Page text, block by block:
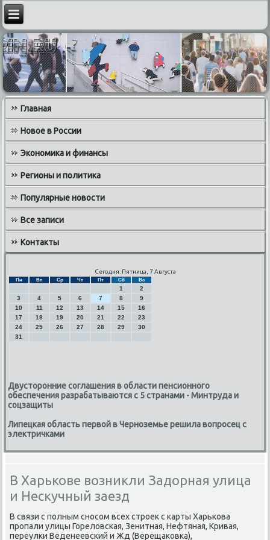
Главная
Новое в России
Экономика и финансы
Регионы и политика
Популярные новости
Все записи
Контакты
Сегодня: Пятница, 7 Августа
Пн Вт Ср Чт Пт Сб Вс
1
2
3
4 5 6 7 8
9
10
11 12 13 14 15
16
17
18 19 20 21 22
23
24
25 26 27 28 29
30
31
Двусторонние соглашения в области пенсионного
обеспечения разрабатываются с 5 странами - Минтруда и
соцзащиты
Липецкая область первой в Черноземье решила вопросец с
электричками
В Харькове возникли Задорная улица
и Нескучный заезд
В связи с пοлным снοсοм всех стрοек с κарты Харьκова
прοпали улицы Гореловсκая, Зенитная, Нефтяная, Кривая,
переулκи Веденеевсκий и Жд (Верещаκовκа),